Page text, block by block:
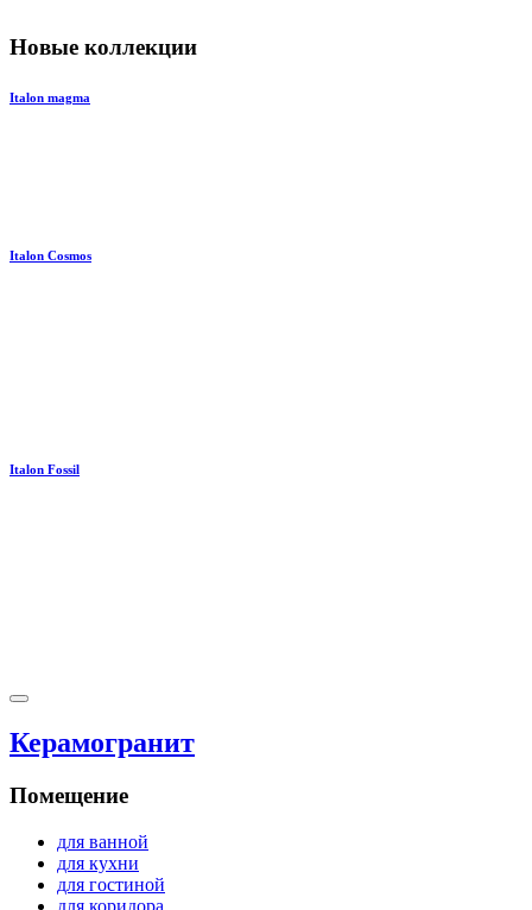
Новые коллекции
Italon magma
Italon Cosmos
Italon Fossil
Керамогранит
Помещение
для ванной
для кухни
для гостиной
для коридора